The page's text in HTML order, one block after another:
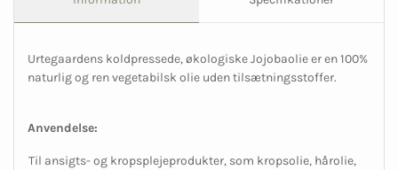
Urtegaardens koldpressede, økologiske Jojobaolie er en 100%
naturlig og ren vegetabilsk olie uden tilsætningsstoffer.
Anvendelse:
Til ansigts- og kropsplejeprodukter, som kropsolie, hårolie,